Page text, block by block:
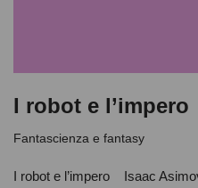
I robot e l’impero
Fantascienza e fantasy
I robot e l’impero Isaac